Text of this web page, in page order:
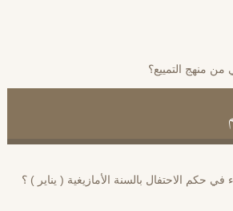
منهج التمييع؟
في حكم الاحتفال بالسنة الأمازيغية ( يناير ) ؟